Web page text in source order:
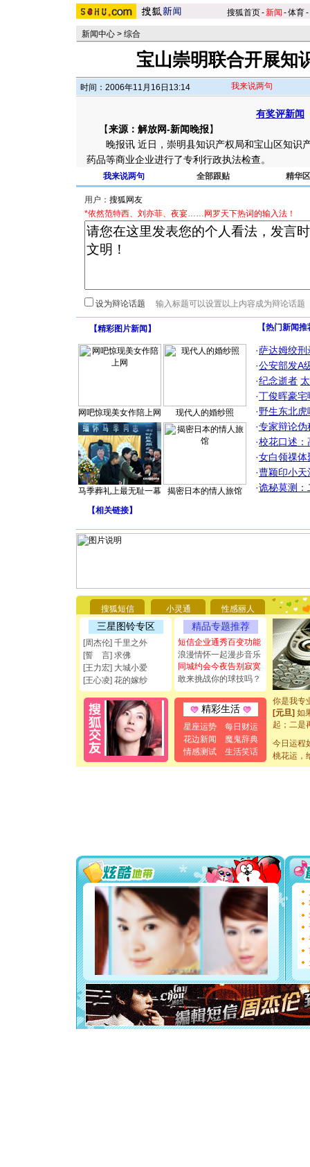
搜狐首页-新闻 -体育-
新闻中心 > 综合
宝山崇明联合开展知
时间：2006年11月16日13:14 我来说两句
有奖评新闻
【来源：解放网-新闻晚报】
晚报讯 近日，崇明县知识产权局和宝山区知识
药品等商业企业进行了专利行政执法检查。
我来说两句 全部跟贴 精华区
用户：
*依然范特西、刘亦菲、夜宴……网罗天下热词的输入法！
设为辩论话题
【精彩图片新闻 】
网吧惊现美女作陪上网 现代人的婚纱照
马季葬礼上最无耻一幕 揭密日本的情人旅馆
【热门新闻
·萨达姆绞刑
·公安部发A
·纪念逝者
·丁俊晖豪
·野生东北
·专家辩论伪
·校花口述：
·女白领祼体
·曹颖印小天
·诡秘莫测：
【相关链接】
搜狐短信 小灵通 性感丽人
三星图铃专区
[周杰伦] 千里之外
[誓 言] 求佛
[王力宏] 大城小爱
[王心凌] 花的嫁纱
精品专题推荐
短信企业通秀百变功能
浪漫情怀一起漫步音乐
同城约会今夜告别寂寞
敢来挑战你的球技吗？
精彩生活
星座运势
每日财运
花边新闻
魔鬼辞典
情感测试
生活笑话
你太多，
要平安！
[圣诞节]
能正大光
都要快乐
[圣诞节]
如意,快
[元旦]看
断电。爱
你是我专
[元旦] 如
起；二是
[元旦]当
泣，这痛
卖了。水
你太多，
要平安
[圣诞节]
能正大
都要快乐
[圣诞节]
如意,快
[元旦]
断电。
你是我
[元旦]如
起；二是
离。水晶
[元旦]当
泣，这痛
今日运程
桃花运，